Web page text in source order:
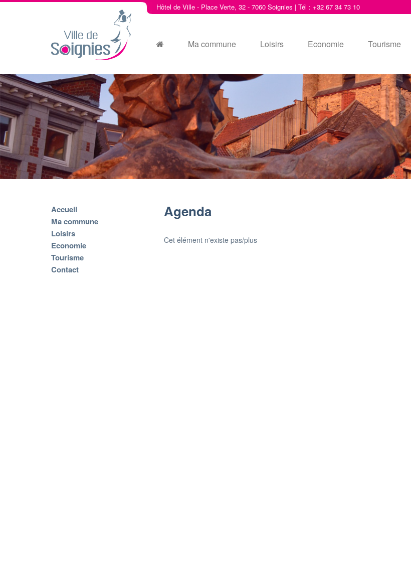
Hôtel de Ville - Place Verte, 32 - 7060 Soignies | Tél : +32 67 34 73 10
Ma commune Loisirs Economie Tourisme
Accueil
Ma commune
Loisirs
Economie
Tourisme
Contact
Agenda
Cet élément n'existe pas/plus